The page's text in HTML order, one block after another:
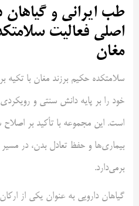
طب ایرانی و گیاهان
اصلی فعالیت
مغان
سلامتکده حکیم برزند مغان با تکیه
خود را بر پایه دانش سنتی و
است. این مجموعه با تأکید بر
بیماری‌ها و حفظ تعادل بدن، در
برمی‌دارد.
گیاهان دارویی به عنوان یکی از